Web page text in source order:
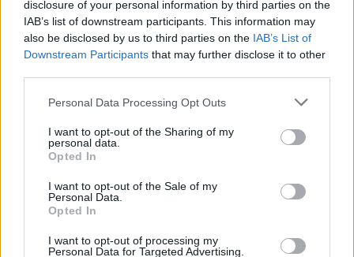
disclosure of your personal information by third parties on the
IAB’s list of downstream participants. This information may
also be disclosed by us to third parties on the IAB’s List of
Downstream Participants that may further disclose it to other
Personal Data Processing Opt Outs
I want to opt-out of the Sharing of my
personal data.
Opted In
I want to opt-out of the Sale of my
Personal Data.
Opted In
I want to opt-out of processing my
Personal Data for Targeted Advertising.
очни капаци. Како што е наведено, употребата
на филери за лице може да ги наруши
природните пропорции на лицето. Водена од
корекција резултира со подуени образи,
зашилени „вештерски бради“ и вештачки
текстури на лицето.